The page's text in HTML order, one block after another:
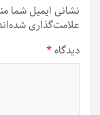
نشانی ایمیل شما
علامت‌گذاری
دیدگاه*